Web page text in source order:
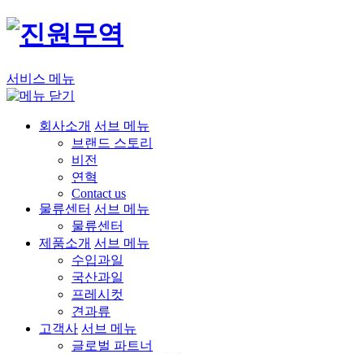
서비스 메뉴
회사소개 서브 메뉴
브랜드 스토리
비전
연혁
Contact us
물류센터 서브 메뉴
물류센터
제품소개 서브 메뉴
수입과일
국산과일
프레시컷
견과류
고객사 서브 메뉴
글로벌 파트너